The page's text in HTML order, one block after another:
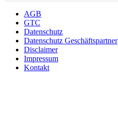
AGB
GTC
Datenschutz
Datenschutz Geschäftspartner
Disclaimer
Impressum
Kontakt